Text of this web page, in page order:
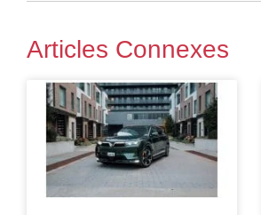
Articles Connexes